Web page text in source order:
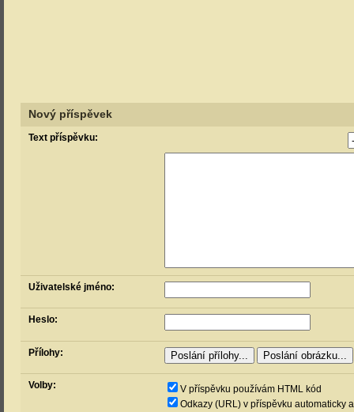
Nový příspěvek
Text příspěvku:
Uživatelské jméno:
Heslo:
Přílohy:
Volby:
V příspěvku používám HTML kód
Odkazy (URL) v příspěvku automaticky